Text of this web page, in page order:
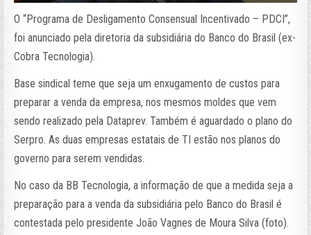
O “Programa de Desligamento Consensual Incentivado – PDCI”,
foi anunciado pela diretoria da subsidiária do Banco do Brasil (ex-
Cobra Tecnologia).
Base sindical teme que seja um enxugamento de custos para
preparar a venda da empresa, nos mesmos moldes que vem
sendo realizado pela Dataprev. Também é aguardado o plano do
Serpro. As duas empresas estatais de TI estão nos planos do
governo para serem vendidas.
No caso da BB Tecnologia, a informação de que a medida seja a
preparação para a venda da subsidiária pelo Banco do Brasil é
contestada pelo presidente João Vagnes de Moura Silva (foto).